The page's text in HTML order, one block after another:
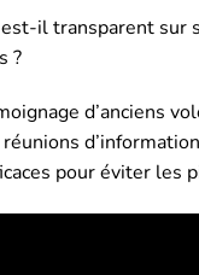
est-il transparent sur
?
d’anciens
pour éviter les